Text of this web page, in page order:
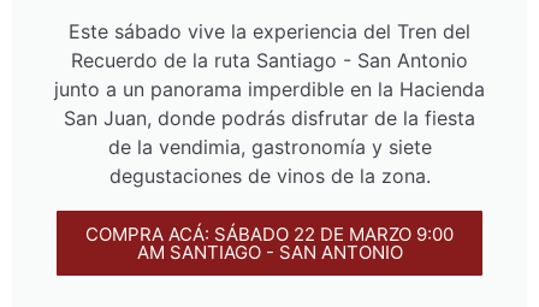
Este sábado vive la experiencia del Tren del
Recuerdo de la ruta Santiago - San Antonio
junto a un panorama imperdible en la Hacienda
San Juan, donde podrás disfrutar de la fiesta
de la vendimia, gastronomía y siete
degustaciones de vinos de la zona.
COMPRA ACÁ: SÁBADO 22 DE MARZO 9:00
AM SANTIAGO - SAN ANTONIO